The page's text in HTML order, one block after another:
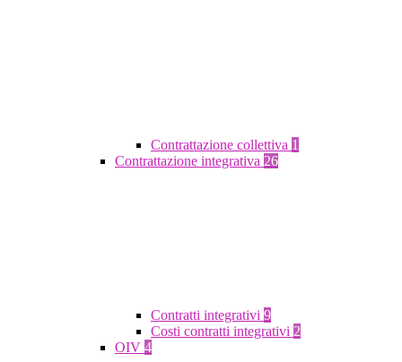
Contrattazione collettiva 1
Contrattazione integrativa 26
Contratti integrativi 9
Costi contratti integrativi 2
OIV 4